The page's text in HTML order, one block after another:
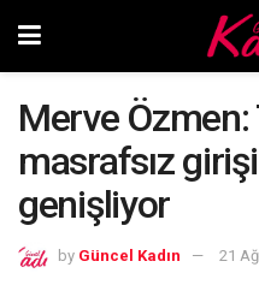
Merve Özmen:
masrafsız
genişliyor
by Güncel Kadın 21